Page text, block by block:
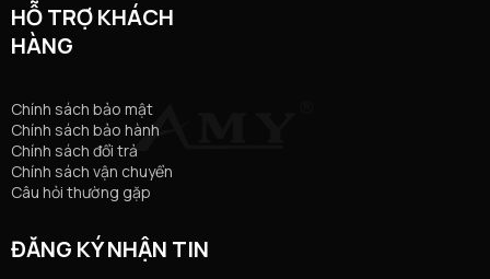
HỖ TRỢ KHÁCH
HÀNG
Chính sách bảo mật
Chính sách bảo hành
Chính sách đổi trả
Chính sách vận chuyển
Câu hỏi thường gặp
ĐĂNG KÝ NHẬN TIN